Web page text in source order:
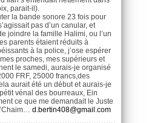
parait-il).
la bande sonore 23 fois pour
pas d’un canular, et
joindre la famille Halimi, ou l’un
parents étaient réduits à
à la police, j’ose espérer
proches, mes supérieurs et
le samedi, aurais-je organisé
FRF, 25000 francs,des
aurait été un début et aurais-je
vénal des bourreaux, Ein
ce que me demandait le Juste
d.bertin408@gmail.com